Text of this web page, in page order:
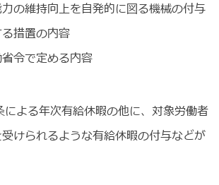
力の維持向上を自発的に図る機械の付与
措置の内容
令で定める内容
よる年次有給休暇の他に、対象労働者
けられるような有給休暇の付与などが